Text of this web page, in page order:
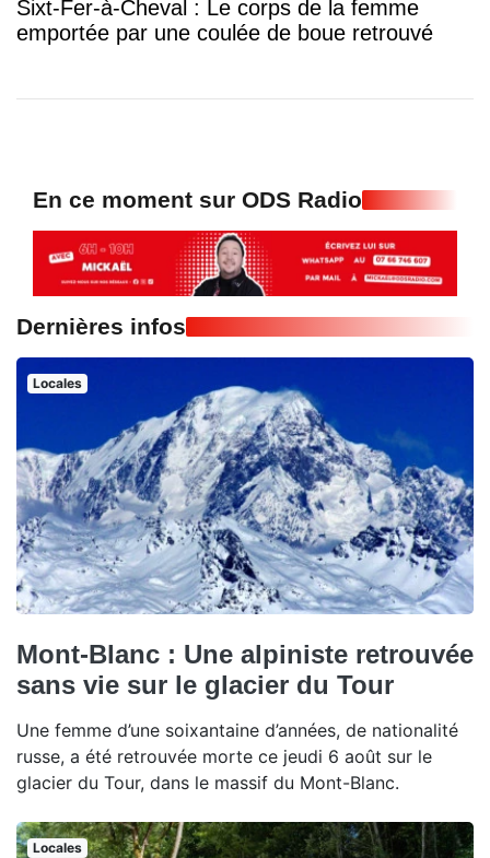
Sixt-Fer-à-Cheval : Le corps de la femme
emportée par une coulée de boue retrouvé
En ce moment sur ODS Radio
Dernières infos
Locales
Mont-Blanc : Une alpiniste retrouvée
sans vie sur le glacier du Tour
Une femme d’une soixantaine d’années, de nationalité
russe, a été retrouvée morte ce jeudi 6 août sur le
glacier du Tour, dans le massif du Mont-Blanc.
Locales